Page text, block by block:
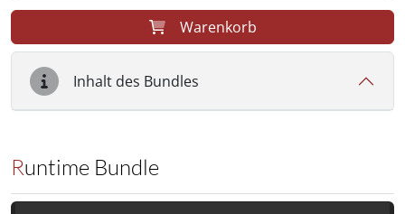
Warenkorb
Inhalt des Bundles
Runtime Bundle